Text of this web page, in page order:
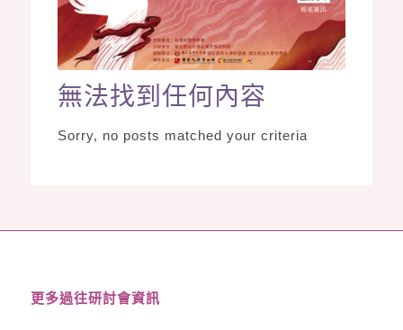
無法找到任何內容
Sorry, no posts matched your criteria
更多過往研討會資訊